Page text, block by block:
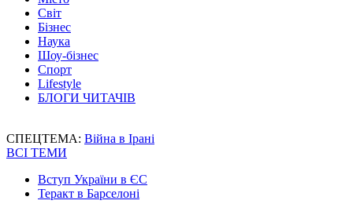
Світ
Бізнес
Наука
Шоу-бізнес
Спорт
Lifestyle
БЛОГИ ЧИТАЧІВ
СПЕЦТЕМА: Війна в Ірані
ВСІ ТЕМИ
Вступ України в ЄС
Теракт в Барселоні